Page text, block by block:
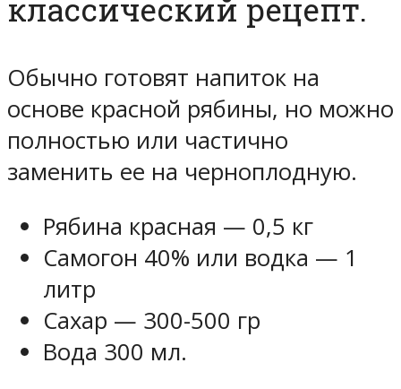
классический рецепт.
Обычно готовят напиток на
основе красной рябины, но можно
полностью или частично
заменить ее на черноплодную.
Рябина красная — 0,5 кг
Самогон 40% или водка — 1
литр
Сахар — 300-500 гр
Вода 300 мл.